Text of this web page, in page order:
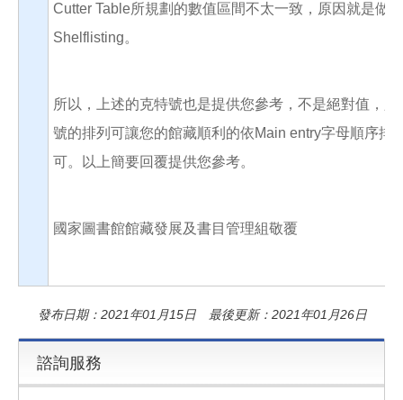
Cutter Table所規劃的數值區間不太一致，原因就是做過
Shelflisting。
所以，上述的克特號也是提供您參考，不是絕對值，只
號的排列可讓您的館藏順利的依Main entry字母順序排
可。以上簡要回覆提供您參考。
國家圖書館館藏發展及書目管理組敬覆
發布日期：2021年01月15日 最後更新：2021年01月26日
諮詢服務